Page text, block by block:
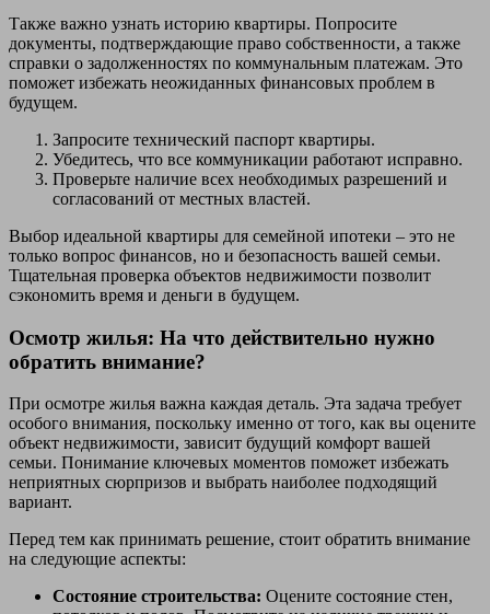
Также важно узнать историю квартиры. Попросите
документы, подтверждающие право собственности, а также
справки о задолженностях по коммунальным платежам. Это
поможет избежать неожиданных финансовых проблем в
будущем.
Запросите технический паспорт квартиры.
Убедитесь, что все коммуникации работают исправно.
Проверьте наличие всех необходимых разрешений и
согласований от местных властей.
Выбор идеальной квартиры для семейной ипотеки – это не
только вопрос финансов, но и безопасность вашей семьи.
Тщательная проверка объектов недвижимости позволит
сэкономить время и деньги в будущем.
Осмотр жилья: На что действительно нужно
обратить внимание?
При осмотре жилья важна каждая деталь. Эта задача требует
особого внимания, поскольку именно от того, как вы оцените
объект недвижимости, зависит будущий комфорт вашей
семьи. Понимание ключевых моментов поможет избежать
неприятных сюрпризов и выбрать наиболее подходящий
вариант.
Перед тем как принимать решение, стоит обратить внимание
на следующие аспекты:
Состояние строительства: Оцените состояние стен,